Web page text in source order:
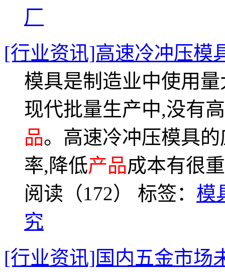
厂
[行业资讯]高速冷冲压模
模具是制造业中使用
现代批量生产中,没有
品。高速冷冲压模具
率,降低产品成本有很
阅读（172） 标签： 模
究
[行业资讯]国内五金市